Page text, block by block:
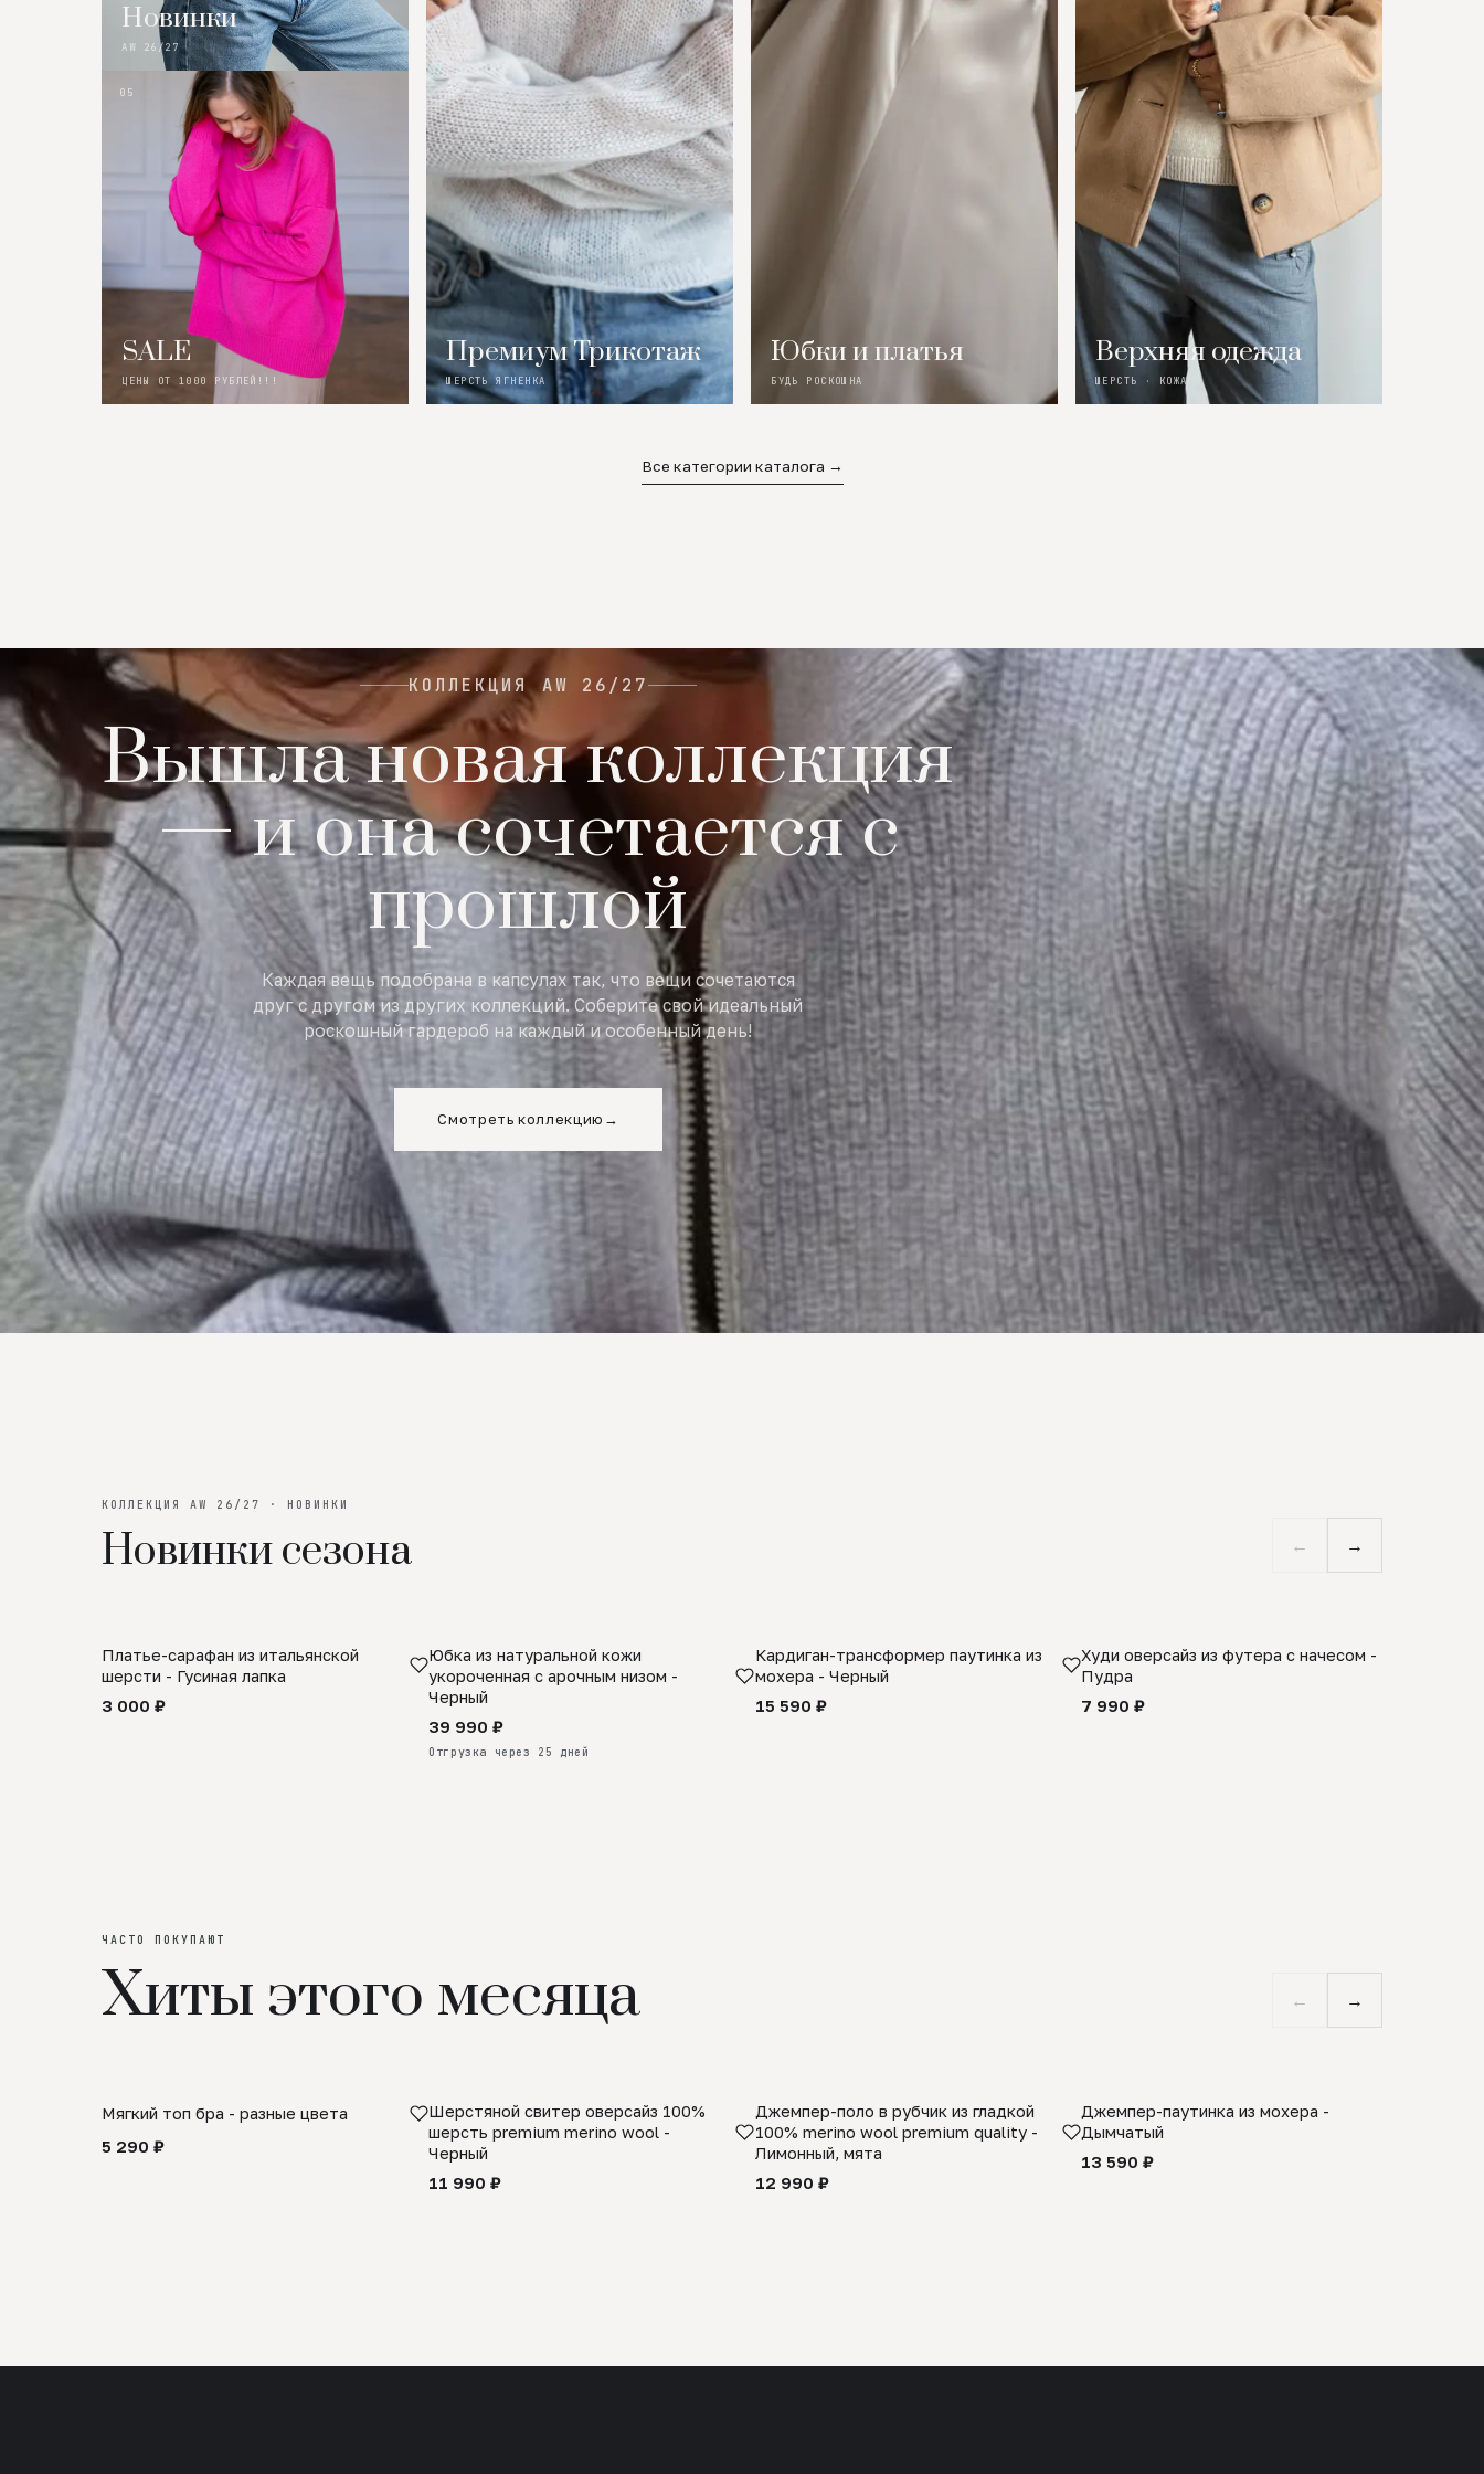
Новинки
AW 26/27
05
SALE
ЦЕНЫ ОТ 1000 РУБЛЕЙ!!!
Премиум Трикотаж
ШЕРСТЬ ЯГНЕНКА
Юбки и платья
БУДЬ РОСКОШНА
Верхняя одежда
ШЕРСТЬ · КОЖА
Все категории каталога →
КОЛЛЕКЦИЯ AW 26/27
Вышла новая коллекция
— и она сочетается с
прошлой
Каждая вещь подобрана в капсулах так, что вещи сочетаются
друг с другом из других коллекций. Соберите свой идеальный
роскошный гардероб на каждый и особенный день!
Смотреть коллекцию →
КОЛЛЕКЦИЯ AW 26/27 · НОВИНКИ
Новинки сезона ← →
SALE
Платье-сарафан из итальянской
шерсти - Гусиная лапка
3 000 ₽
ПРЕДЗАКАЗ
Юбка из натуральной кожи
укороченная с арочным низом -
Черный
39 990 ₽
Отгрузка через 25 дней
Кардиган-трансформер паутинка из
мохера - Черный
15 590 ₽
Худи оверсайз из футера с начесом -
Пудра
7 990 ₽
ЧАСТО ПОКУПАЮТ
Хиты этого месяца ← →
Мягкий топ бра - разные цвета
5 290 ₽
Шерстяной свитер оверсайз 100%
шерсть premium merino wool -
Черный
11 990 ₽
Джемпер-поло в рубчик из гладкой
100% merino wool premium quality -
Лимонный, мята
12 990 ₽
Джемпер-паутинка из мохера -
Дымчатый
13 590 ₽